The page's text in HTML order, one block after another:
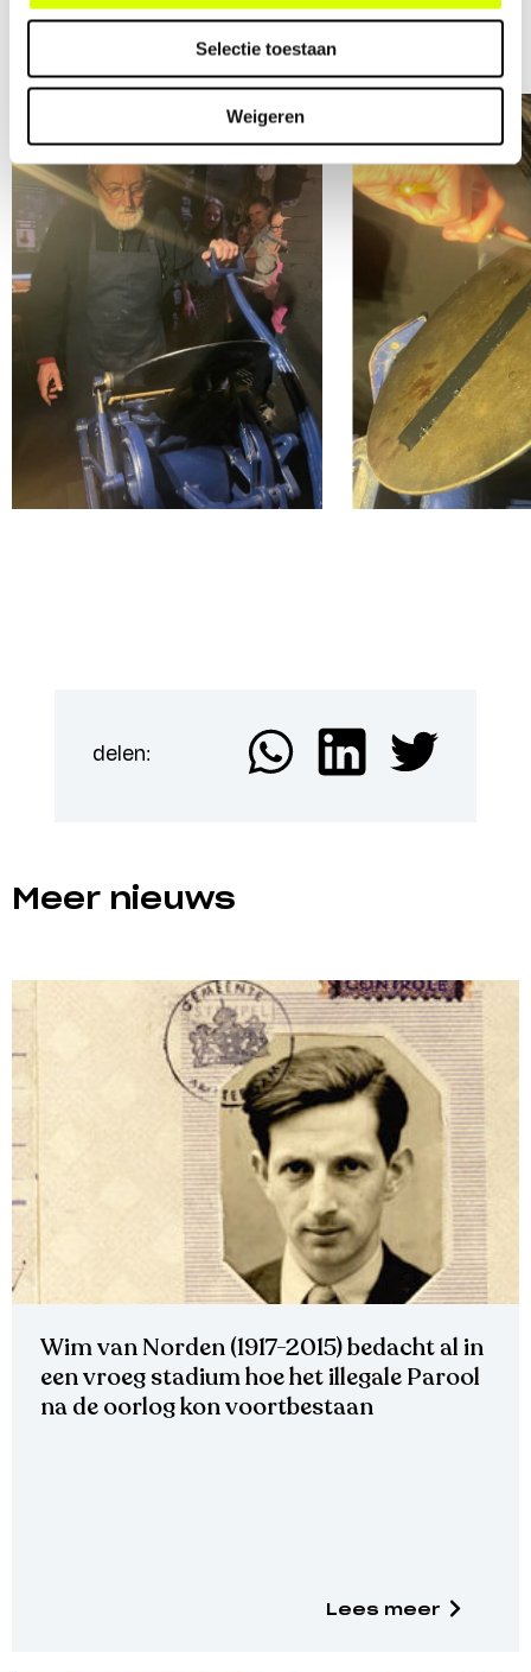
Selectie toestaan
Weigeren
delen:
Meer nieuws
Wim van Norden (1917-2015) bedacht al in
een vroeg stadium hoe het illegale Parool
na de oorlog kon voortbestaan
Lees meer